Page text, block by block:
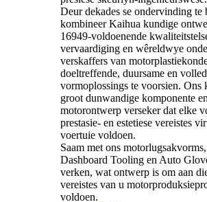
Deur dekades se ondervinding te
kombineer Kaihua kundige
16949-voldoenende
vervaardiging en wêreldwye
verskaffers van
doeltreffende, duursame en
vormoplossings te voorsien. Ons
groot dunwandige komponente
motorontwerp verseker dat elke
prestasie- en estetiese vereistes
voertuie voldoen.
Saam met ons
Dashboard Tooling en Auto
verken, wat ontwerp is om aan
vereistes van u
voldoen.